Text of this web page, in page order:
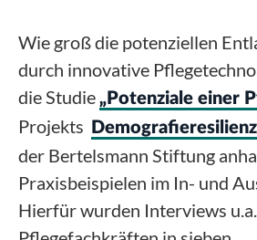
Wie groß die potenziellen
durch innovative
die Studie „Potenziale einer
Projekts
der Bertelsmann Stiftung
Praxisbeispielen im In- und
Hierfür wurden Interviews